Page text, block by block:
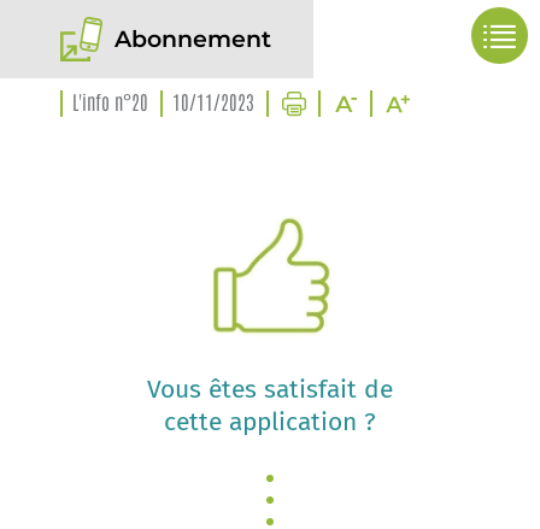
Abonnement
L'info n°20 10/11/2023
Vous êtes satisfait de
cette application ?